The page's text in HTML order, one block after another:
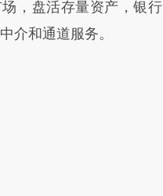
，盘活存量资产，银行
介和通道服务。